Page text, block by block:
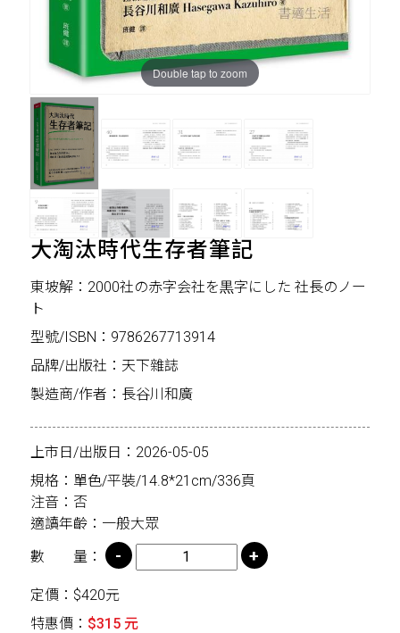
Double tap to zoom
大淘汰時代生存者筆記
東坡解：2000社の赤字会社を黒字にした 社長のノー
ト
型號/ISBN：9786267713914
品牌/出版社：天下雜誌
製造商/作者：長谷川和廣
上市日/出版日：2026-05-05
規格：單色/平裝/14.8*21cm/336頁
注音：否
適讀年齡：一般大眾
數 量：
定價：$420元
特惠價： $315 元